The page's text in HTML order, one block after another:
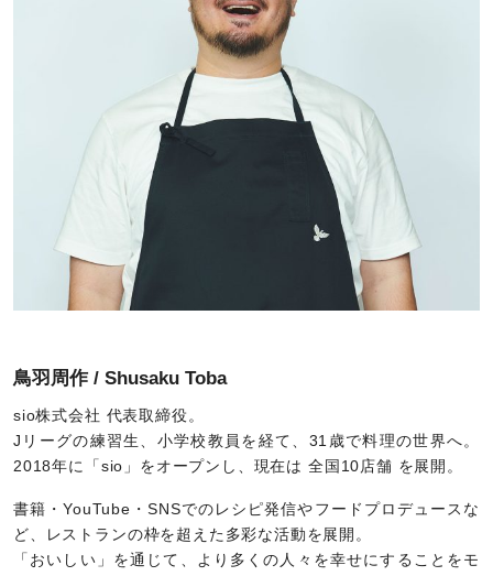
鳥羽周作 / Shusaku Toba
sio株式会社 代表取締役。
Jリーグの練習生、小学校教員を経て、31歳で料理の世界へ。
2018年に「sio」をオープンし、現在は 全国10店舗 を展開。
書籍・YouTube・SNSでのレシピ発信やフードプロデュースな
ど、レストランの枠を超えた多彩な活動を展開。
「おいしい」を通じて、より多くの人々を幸せにすることをモ